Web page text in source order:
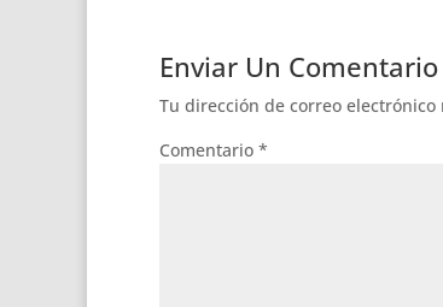
Enviar Un Comentario
Tu dirección de correo electrónico
Comentario *